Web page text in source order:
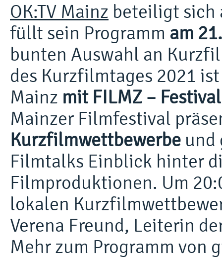
OK:TV Mainz beteiligt sich
füllt sein Programm am
bunten Auswahl an
des Kurzfilmtages 2021
Mainz mit FILMZ –
Mainzer Filmfestival
Kurzfilmwettbewerbe und
Filmtalks Einblick hinter
Filmproduktionen. Um
lokalen
Verena Freund, Leiterin
Mehr zum Programm von